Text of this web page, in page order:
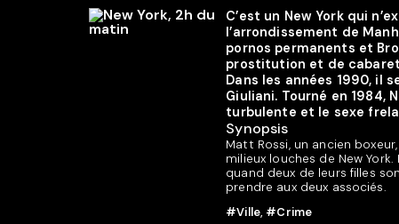
C’est un New York qui
l’arrondissement de
pornos permanents et
prostitution et de
Dans les années 1990, il
Giuliani. Tourné en 1984,
turbulente et le sexe
Synopsis
Matt Rossi, un ancien
milieux louches de New
quand deux de leurs filles
prendre aux deux associés.
#Ville, #Crime